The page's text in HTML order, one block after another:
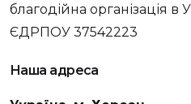
благодійна організація в
ЄДРПОУ 37542223
Наша адреса